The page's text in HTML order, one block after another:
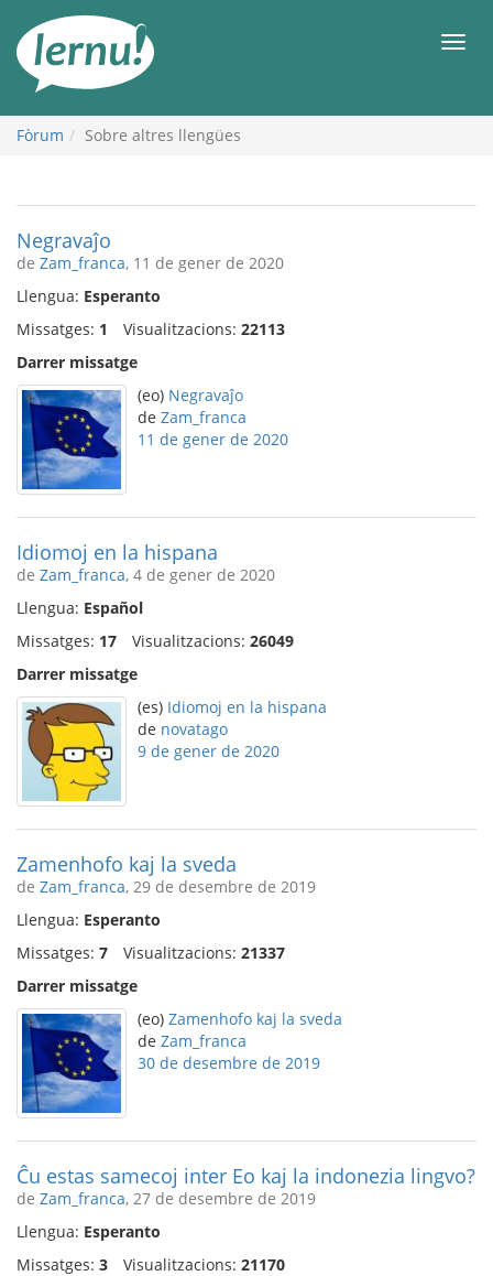
contingut
Fòrum Sobre altres llengües
Negravaĵo
de Zam_franca, 11 de gener de 2020
Llengua: Esperanto
Missatges: 1 Visualitzacions: 22113
Darrer missatge
(eo) Negravaĵo
de Zam_franca
11 de gener de 2020
Idiomoj en la hispana
de Zam_franca, 4 de gener de 2020
Llengua: Español
Missatges: 17 Visualitzacions: 26049
Darrer missatge
(es) Idiomoj en la hispana
de novatago
9 de gener de 2020
Zamenhofo kaj la sveda
de Zam_franca, 29 de desembre de 2019
Llengua: Esperanto
Missatges: 7 Visualitzacions: 21337
Darrer missatge
(eo) Zamenhofo kaj la sveda
de Zam_franca
30 de desembre de 2019
Ĉu estas samecoj inter Eo kaj la indonezia lingvo?
de Zam_franca, 27 de desembre de 2019
Llengua: Esperanto
Missatges: 3 Visualitzacions: 21170